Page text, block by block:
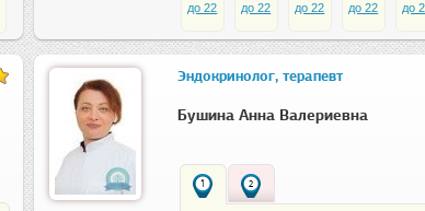
до 22
до 22
до 22
до 22
до
Эндокринолог, терапевт
Бушина Анна Валериевна
1 2